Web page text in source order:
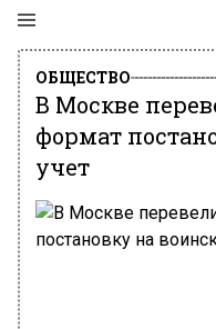
ОБЩЕСТВО
В Москве
формат
учет